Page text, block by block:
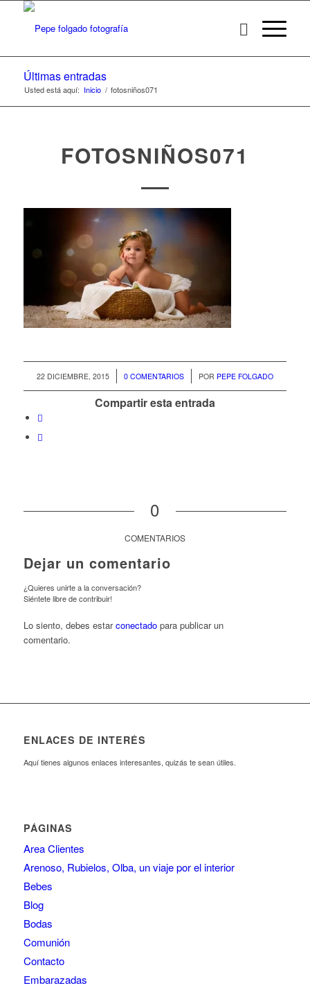
Últimas entradas
Usted está aquí: Inicio / fotosniños071
FOTOSNIÑOS071
22 DICIEMBRE, 2015
/ 0 COMENTARIOS
/ POR PEPE FOLGADO
Compartir esta entrada
0
COMENTARIOS
Dejar un comentario
¿Quieres unirte a la conversación?
Siéntete libre de contribuir!
Lo siento, debes estarconectadopara publicar un
comentario.
ENLACES DE INTERÉS
Aquí tienes algunos enlaces interesantes, quizás te sean útiles.
PÁGINAS
Area Clientes
Arenoso, Rubielos, Olba, un viaje por el interior
Bebes
Blog
Bodas
Comunión
Contacto
Embarazadas